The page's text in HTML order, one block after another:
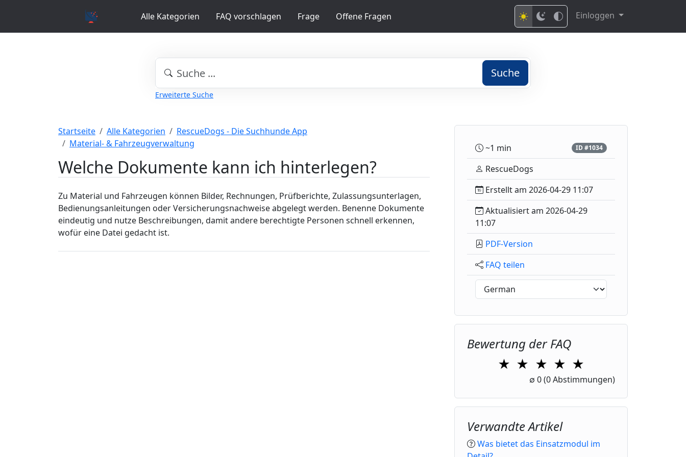
Alle Kategorien FAQ vorschlagen Frage Offene Fragen Einloggen
Suche
Erweiterte Suche
Startseite Alle Kategorien
RescueDogs - Die Suchhunde App
Material- & Fahrzeugverwaltung
Welche Dokumente kann ich hinterlegen?
Zu Material und Fahrzeugen können Bilder, Rechnungen, Prüfberichte, Zulassungsunterlagen,
Bedienungsanleitungen oder Versicherungsnachweise abgelegt werden. Benenne Dokumente
eindeutig und nutze Beschreibungen, damit andere berechtigte Personen schnell erkennen,
wofür eine Datei gedacht ist.
~1 min ID #1034
RescueDogs
Erstellt am 2026-04-29 11:07
Aktualisiert am 2026-04-29
11:07
PDF-Version
FAQ teilen
Bewertung der FAQ
★
1 Star
★
2 Stars
★
3 Stars
★
4 Stars
★
5 Stars
∅ 0(0 Abstimmungen)
Verwandte Artikel
Was bietet das Einsatzmodul im